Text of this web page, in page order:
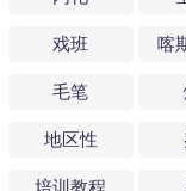
戏班 喀
毛笔
地区性